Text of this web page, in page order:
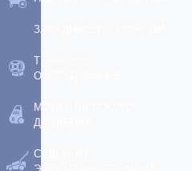
ЗАРЯДНЫЕ УСТРОЙСТВА
ТЕПЛОВОЕ
ОБОРУДОВАНИЕ
МОЙКИ ВЫСОКОГО
ДАВЛЕНИЯ
САДОВЫЙ